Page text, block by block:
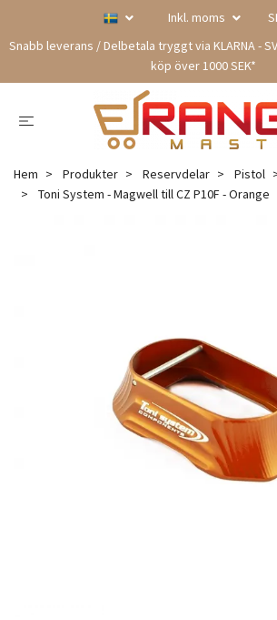
Inkl. moms
Snabb leverans / Delbetala tryggt via KLARNA -
köp över 1000 SEK*
Hem Produkter Reservdelar Pistol
Toni System - Magwell till CZ P10F - Orange